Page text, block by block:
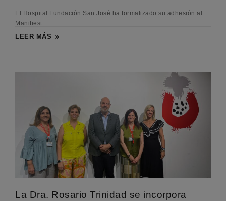
El Hospital Fundación San José ha formalizado su adhesión al
Manifiest...
LEER MÁS
La Dra. Rosario Trinidad se incorpora